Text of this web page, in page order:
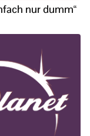
nur dumm“